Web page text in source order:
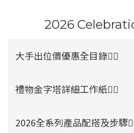
2026
大手出位價優惠全目錄👉🏻
禮物金字塔詳細工作紙👉🏻
2026全系列產品配搭及步驟